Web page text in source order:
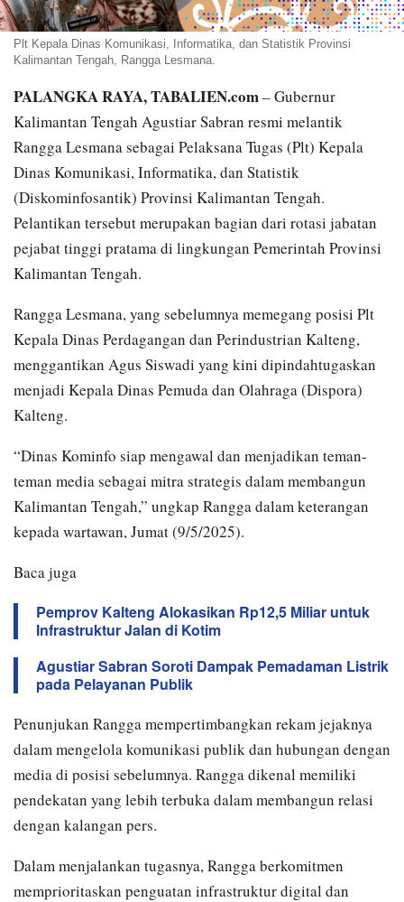
Plt Kepala Dinas Komunikasi, Informatika, dan Statistik Provinsi
Kalimantan Tengah, Rangga Lesmana.
PALANGKA RAYA, TABALIEN.com– Gubernur
Kalimantan Tengah Agustiar Sabran resmi melantik
Rangga Lesmana sebagai Pelaksana Tugas (Plt) Kepala
Dinas Komunikasi, Informatika, dan Statistik
(Diskominfosantik) Provinsi Kalimantan Tengah.
Pelantikan tersebut merupakan bagian dari rotasi jabatan
pejabat tinggi pratama di lingkungan Pemerintah Provinsi
Kalimantan Tengah.
Rangga Lesmana, yang sebelumnya memegang posisi Plt
Kepala Dinas Perdagangan dan Perindustrian Kalteng,
menggantikan Agus Siswadi yang kini dipindahtugaskan
menjadi Kepala Dinas Pemuda dan Olahraga (Dispora)
Kalteng.
“Dinas Kominfo siap mengawal dan menjadikan teman-
teman media sebagai mitra strategis dalam membangun
Kalimantan Tengah,” ungkap Rangga dalam keterangan
kepada wartawan, Jumat (9/5/2025).
Baca juga
Pemprov Kalteng Alokasikan Rp12,5 Miliar untuk
Infrastruktur Jalan di Kotim
Agustiar Sabran Soroti Dampak Pemadaman Listrik
pada Pelayanan Publik
Penunjukan Rangga mempertimbangkan rekam jejaknya
dalam mengelola komunikasi publik dan hubungan dengan
media di posisi sebelumnya. Rangga dikenal memiliki
pendekatan yang lebih terbuka dalam membangun relasi
dengan kalangan pers.
Dalam menjalankan tugasnya, Rangga berkomitmen
memprioritaskan penguatan infrastruktur digital dan